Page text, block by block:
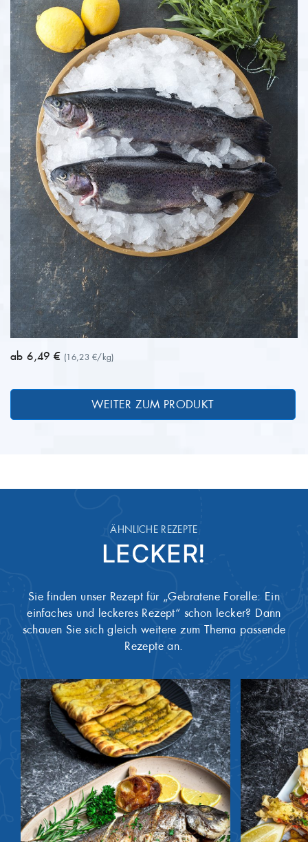
ab 2,59 € (25,89 €/kg)
WEITER ZUM PRODUKT
ÄHNLICHE REZEPTE
LECKER!
Sie finden unser Rezept für „Gebratene Forelle: Ein
einfaches und leckeres Rezept“ schon lecker? Dann
schauen Sie sich gleich weitere zum Thema passende
Rezepte an.